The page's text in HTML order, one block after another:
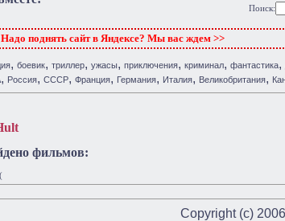
Поиск:
Надо поднять сайт в Яндексе? Мы вас ждем >>
, боевик, триллер, ужасы, приключения, криминал, фантастика,
, Россия, СССР, Франция, Германия, Италия, Великобритания,
фильмов:
Copyright (c)